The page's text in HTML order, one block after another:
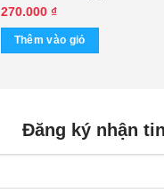
Đời Hèn Sang – Tuấn Quỳnh
270.000 ₫
Thêm vào giỏ
Đăng ký nhận tin